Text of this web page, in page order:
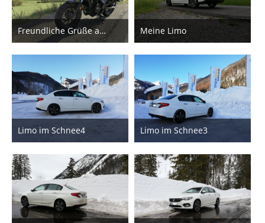
Freundliche Grüße aus dem schönen Schlüchtern
23. August 2020
12
Meine Limo
9. Juni 2019
12
Limo im Schnee4
9. Februar 2019
7
Limo im Schnee3
9. Februar 2019
9